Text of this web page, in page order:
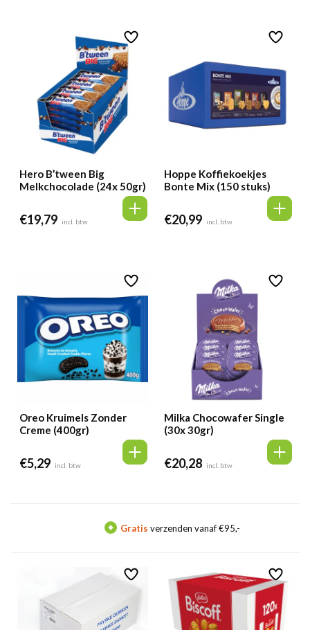
Hero B’tween Big
Melkchocolade (24x 50gr)
€19,79 incl. btw
Hoppe Koffiekoekjes
Bonte Mix (150 stuks)
€20,99 incl. btw
Oreo Kruimels Zonder
Creme (400gr)
€5,29 incl. btw
Milka Chocowafer Single
(30x 30gr)
€20,28 incl. btw
verzenden vanaf €95,-